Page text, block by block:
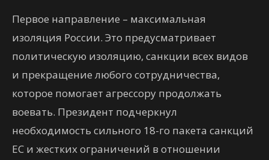
Первое направление – максимальная
изоляция России. Это предусматривает
политическую изоляцию, санкции всех видов
и прекращение любого сотрудничества,
которое помогает агрессору продолжать
воевать. Президент подчеркнул
необходимость сильного 18-го пакета санкций
ЕС и жестких ограничений в отношении